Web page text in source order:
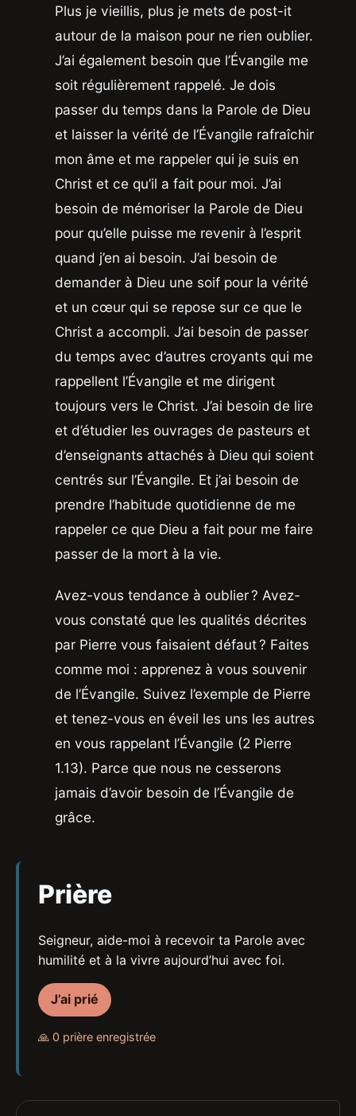
Plus je vieillis, plus je mets de post-it
autour de la maison pour ne rien oublier.
J’ai également besoin que l’Évangile me
soit régulièrement rappelé. Je dois
passer du temps dans la Parole de Dieu
et laisser la vérité de l’Évangile rafraîchir
mon âme et me rappeler qui je suis en
Christ et ce qu’il a fait pour moi. J’ai
besoin de mémoriser la Parole de Dieu
pour qu’elle puisse me revenir à l’esprit
quand j’en ai besoin. J’ai besoin de
demander à Dieu une soif pour la vérité
et un cœur qui se repose sur ce que le
Christ a accompli. J’ai besoin de passer
du temps avec d’autres croyants qui me
rappellent l’Évangile et me dirigent
toujours vers le Christ. J’ai besoin de lire
et d’étudier les ouvrages de pasteurs et
d’enseignants attachés à Dieu qui soient
centrés sur l’Évangile. Et j’ai besoin de
prendre l’habitude quotidienne de me
rappeler ce que Dieu a fait pour me faire
passer de la mort à la vie.
Avez-vous tendance à oublier ? Avez-
vous constaté que les qualités décrites
par Pierre vous faisaient défaut ? Faites
comme moi : apprenez à vous souvenir
de l’Évangile. Suivez l’exemple de Pierre
et tenez-vous en éveil les uns les autres
en vous rappelant l’Évangile (2 Pierre
1.13). Parce que nous ne cesserons
jamais d’avoir besoin de l’Évangile de
grâce.
Prière
Seigneur, aide-moi à recevoir ta Parole avec
humilité et à la vivre aujourd’hui avec foi.
J’ai prié
🙏 0 prière enregistrée